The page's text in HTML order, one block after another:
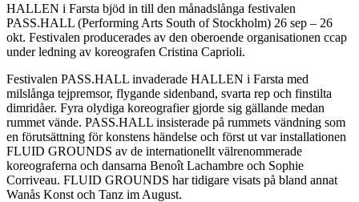
HALLEN i Farsta bjöd in till den månadslånga festivalen
PASS.HALL (Performing Arts South of Stockholm) 26 sep – 26
okt. Festivalen producerades av den oberoende organisationen ccap
under ledning av koreografen Cristina Caprioli.
Festivalen PASS.HALL invaderade HALLEN i Farsta med
milslånga tejpremsor, flygande sidenband, svarta rep och finstilta
dimridåer. Fyra olydiga koreografier gjorde sig gällande medan
rummet vände. PASS.HALL insisterade på rummets vändning som
en förutsättning för konstens händelse och först ut var installationen
FLUID GROUNDS av de internationellt välrenommerade
koreograferna och dansarna Benoît Lachambre och Sophie
Corriveau. FLUID GROUNDS har tidigare visats på bland annat
Wanås Konst och Tanz im August.